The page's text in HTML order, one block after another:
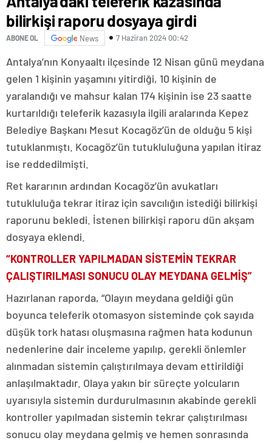
bilirkişi raporu dosyaya girdi
ABONE OL News 7 Haziran 2024 00:42
Antalya’nın Konyaaltı ilçesinde 12 Nisan günü meydana
gelen 1 kişinin yaşamını yitirdiği, 10 kişinin de
yaralandığı ve mahsur kalan 174 kişinin ise 23 saatte
kurtarıldığı teleferik kazasıyla ilgili aralarında Kepez
Belediye Başkanı Mesut Kocagöz’ün de olduğu 5 kişi
tutuklanmıştı. Kocagöz’ün tutukluluğuna yapılan itiraz
ise reddedilmişti.
Ret kararının ardından Kocagöz’ün avukatları
tutukluluğa tekrar itiraz için savcılığın istediği bilirkişi
raporunu bekledi. İstenen bilirkişi raporu dün akşam
dosyaya eklendi.
“KONTROLLER YAPILMADAN SİSTEMİN TEKRAR
ÇALIŞTIRILMASI SONUCU OLAY MEYDANA GELMİŞ”
Hazırlanan raporda, “Olayın meydana geldiği gün
boyunca teleferik otomasyon sisteminde çok sayıda
düşük tork hatası oluşmasına rağmen hata kodunun
nedenlerine dair inceleme yapılıp, gerekli önlemler
alınmadan sistemin çalıştırılmaya devam ettirildiği
anlaşılmaktadır. Olaya yakın bir süreçte yolcuların
uyarısıyla sistemin durdurulmasının akabinde gerekli
kontroller yapılmadan sistemin tekrar çalıştırılması
sonucu olay meydana gelmiş ve hemen sonrasında